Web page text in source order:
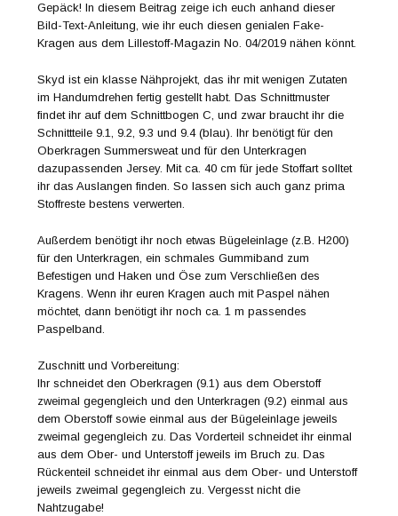
Gepäck! In diesem Beitrag zeige ich euch anhand dieser
Bild-Text-Anleitung, wie ihr euch diesen genialen Fake-
Kragen aus dem Lillestoff-Magazin No. 04/2019 nähen könnt.
Skyd ist ein klasse Nähprojekt, das ihr mit wenigen Zutaten
im Handumdrehen fertig gestellt habt. Das Schnittmuster
findet ihr auf dem Schnittbogen C, und zwar braucht ihr die
Schnittteile 9.1, 9.2, 9.3 und 9.4 (blau). Ihr benötigt für den
Oberkragen Summersweat und für den Unterkragen
dazupassenden Jersey. Mit ca. 40 cm für jede Stoffart solltet
ihr das Auslangen finden. So lassen sich auch ganz prima
Stoffreste bestens verwerten.
Außerdem benötigt ihr noch etwas Bügeleinlage (z.B. H200)
für den Unterkragen, ein schmales Gummiband zum
Befestigen und Haken und Öse zum Verschließen des
Kragens. Wenn ihr euren Kragen auch mit Paspel nähen
möchtet, dann benötigt ihr noch ca. 1 m passendes
Paspelband.
Zuschnitt und Vorbereitung:
Ihr schneidet den Oberkragen (9.1) aus dem Oberstoff
zweimal gegengleich und den Unterkragen (9.2) einmal aus
dem Oberstoff sowie einmal aus der Bügeleinlage jeweils
zweimal gegengleich zu. Das Vorderteil schneidet ihr einmal
aus dem Ober- und Unterstoff jeweils im Bruch zu. Das
Rückenteil schneidet ihr einmal aus dem Ober- und Unterstoff
jeweils zweimal gegengleich zu. Vergesst nicht die
Nahtzugabe!